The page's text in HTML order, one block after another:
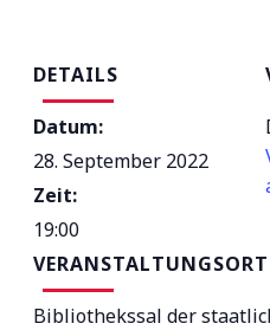
DETAILS
Datum:
28. September 2022
Zeit:
19:00
VERANSTALTUNGSORT
Bibliothekssal der